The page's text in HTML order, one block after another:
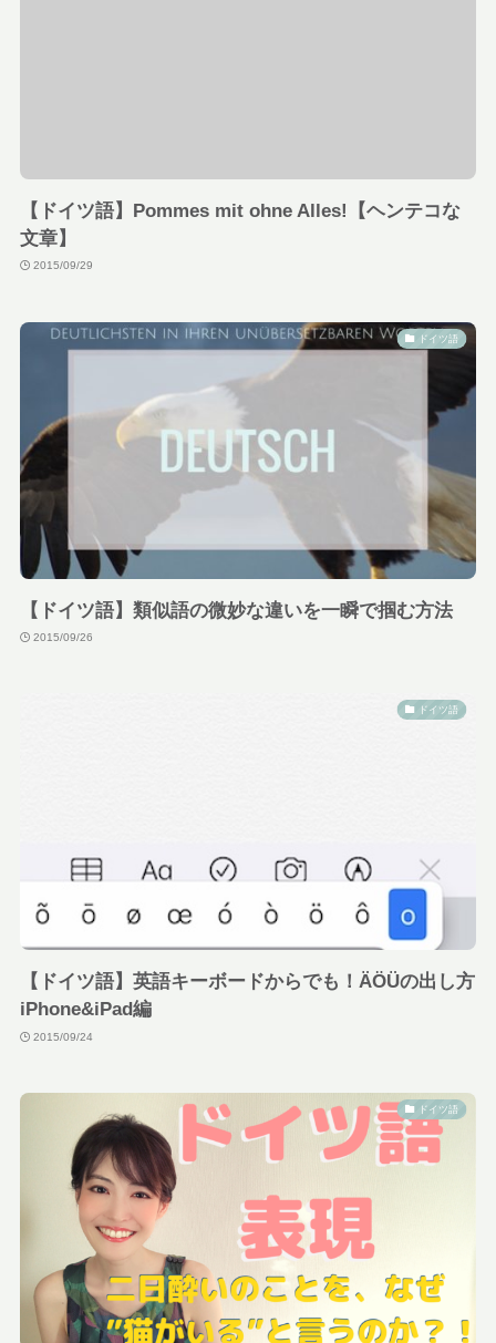
【ドイツ語】Pommes mit ohne Alles!【ヘンテコな
文章】
2015/09/29
ドイツ語
【ドイツ語】類似語の微妙な違いを一瞬で掴む方法
2015/09/26
ドイツ語
【ドイツ語】英語キーボードからでも！ÄÖÜの出し方
iPhone&iPad編
2015/09/24
ドイツ語